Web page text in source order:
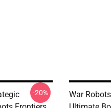
-20%
War